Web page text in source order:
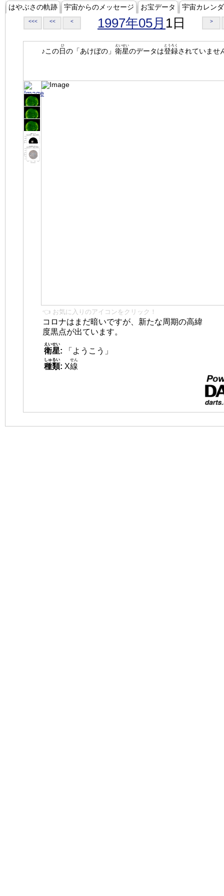
はやぶさの軌跡 宇宙からのメッセージ お宝データ 宇宙カレン
<<< << < 1997年05月 1日 >
♪この日
ひ
の「あけぼの」 衛星
えいせい
のデータは登録
とうろく
されていませ
👈 お気に入りのアイコンをクリック！
コロナはまだ暗いですが、新たな周期の高緯
度黒点が出ています。
衛星
えいせい
:
「ようこう」
種類
しゅるい
: X線
せん